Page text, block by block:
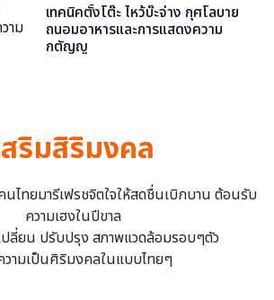
เทคนิคตั้งโต๊ะ ไหว้บ๊ะจ่าง กุศโลบาย
ถนอมอาหารและการแสดงความ
กตัญญู
สริมสิริมงคล
ไทยมารีเฟรชจิตใจให้สดชื่นเบิกบาน ต้อนรับ
ความเฮงในปีขาล
ปลี่ยน ปรับปรุง สภาพแวดล้อมรอบๆตัว
วามเป็นศิริมงคลในแบบไทยๆ